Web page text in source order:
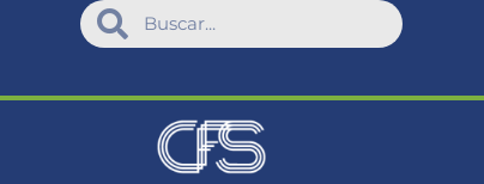
al
SearchSearch
Buscar: